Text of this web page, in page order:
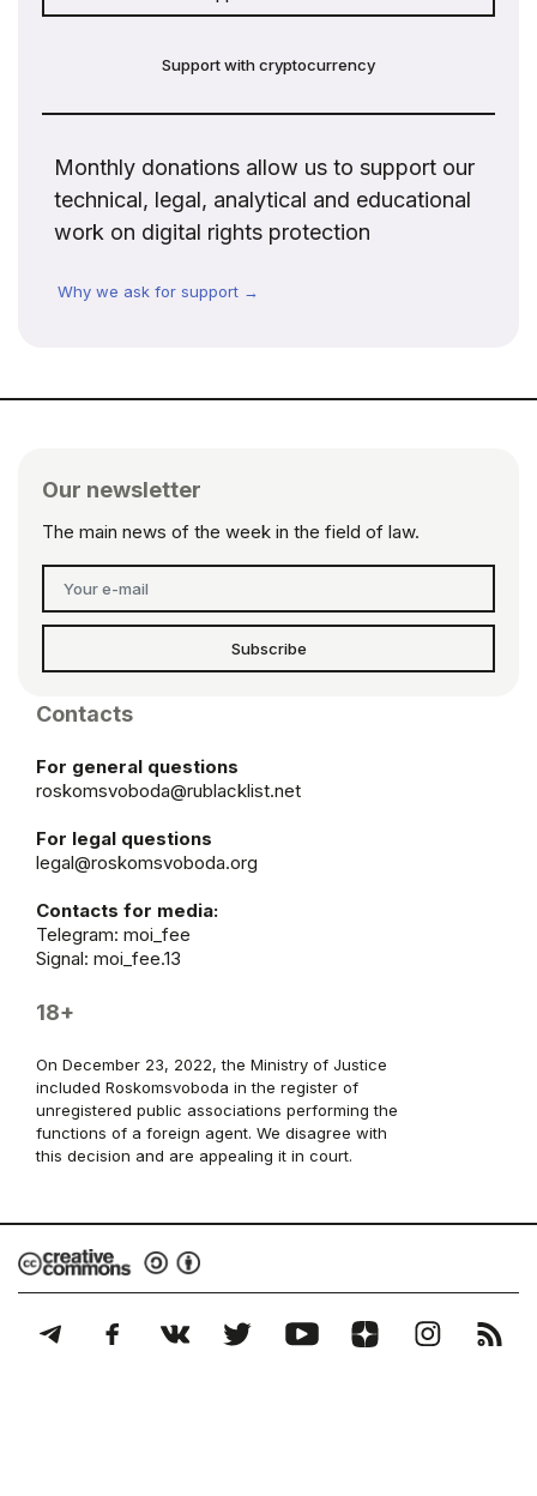
Support with cryptocurrency
Monthly donations allow us to support our
technical, legal, analytical and educational
work on digital rights protection
Why we ask for support →
Our newsletter
The main news of the week in the field of law.
Subscribe
Contacts
For general questions
roskomsvoboda@rublacklist.net
For legal questions
legal@roskomsvoboda.org
Contacts for media:
Telegram: moi_fee
Signal: moi_fee.13
18+
On December 23, 2022, the Ministry of Justice
included Roskomsvoboda in the register of
unregistered public associations performing the
functions of a foreign agent. We disagree with
this decision and are appealing it in court.